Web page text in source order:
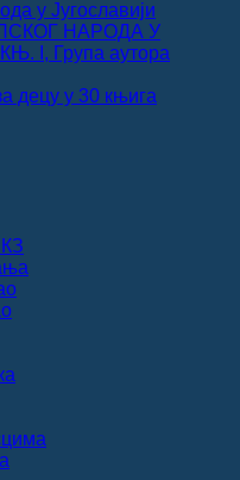
у Југославији
НАРОДА У
I, Група аутора
децу у 30 књига